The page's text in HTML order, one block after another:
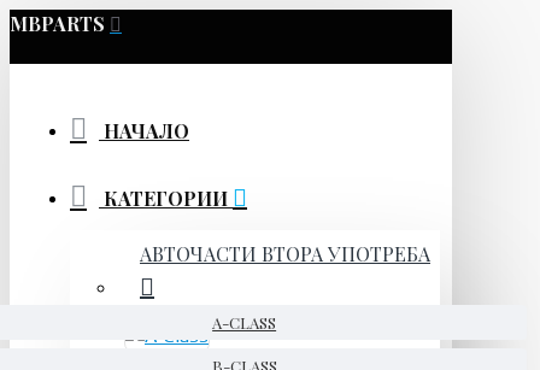
MBPARTS
НАЧАЛО
КАТЕГОРИИ
АВТОЧАСТИ ВТОРА УПОТРЕБА
A-CLASS
B-CLASS